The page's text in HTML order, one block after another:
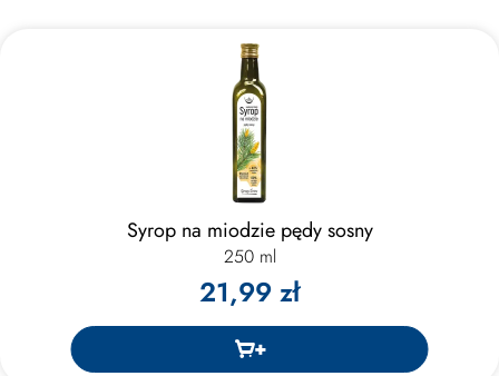
Syrop na miodzie pędy sosny
250 ml
21,99 zł